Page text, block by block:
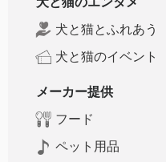
犬と猫とふれあう
犬と猫のイベント
メーカー提供
フード
ペット用品